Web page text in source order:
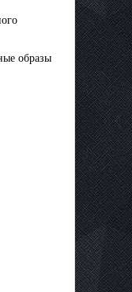
образы